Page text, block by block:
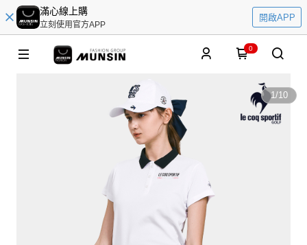
滿心線上購
立刻使用官方APP
開啟APP
0
1/10